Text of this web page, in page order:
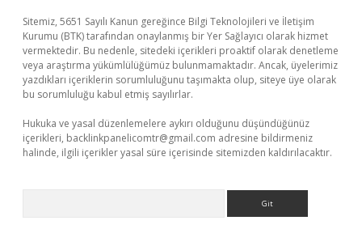
Sitemiz, 5651 Sayılı Kanun gereğince Bilgi Teknolojileri ve İletişim
Kurumu (BTK) tarafından onaylanmış bir Yer Sağlayıcı olarak hizmet
vermektedir. Bu nedenle, sitedeki içerikleri proaktif olarak denetleme
veya araştırma yükümlülüğümüz bulunmamaktadır. Ancak, üyelerimiz
yazdıkları içeriklerin sorumluluğunu taşımakta olup, siteye üye olarak
bu sorumluluğu kabul etmiş sayılırlar.
Hukuka ve yasal düzenlemelere aykırı olduğunu düşündüğünüz
içerikleri, backlinkpanelicomtr@gmail.com adresine bildirmeniz
halinde, ilgili içerikler yasal süre içerisinde sitemizden kaldırılacaktır.